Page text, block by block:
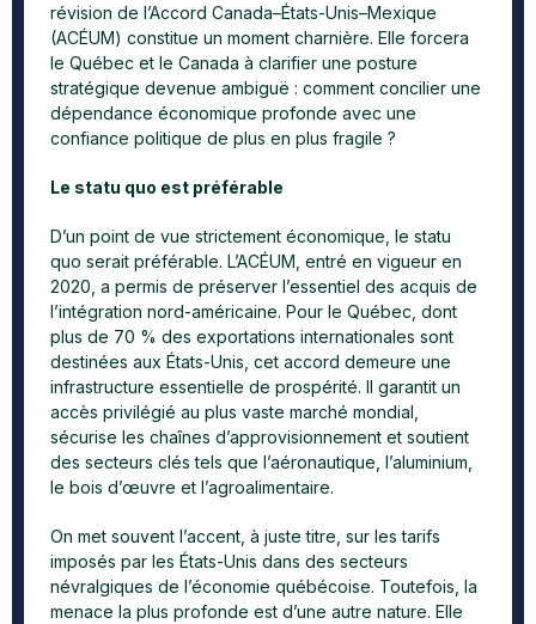
révision de l’Accord Canada–États-Unis–Mexique
(ACÉUM) constitue un moment charnière. Elle forcera
le Québec et le Canada à clarifier une posture
stratégique devenue ambiguë : comment concilier une
dépendance économique profonde avec une
confiance politique de plus en plus fragile ?
Le statu quo est préférable
D’un point de vue strictement économique, le statu
quo serait préférable. L’ACÉUM, entré en vigueur en
2020, a permis de préserver l’essentiel des acquis de
l’intégration nord-américaine. Pour le Québec, dont
plus de 70 % des exportations internationales sont
destinées aux États-Unis, cet accord demeure une
infrastructure essentielle de prospérité. Il garantit un
accès privilégié au plus vaste marché mondial,
sécurise les chaînes d’approvisionnement et soutient
des secteurs clés tels que l’aéronautique, l’aluminium,
le bois d’œuvre et l’agroalimentaire.
On met souvent l’accent, à juste titre, sur les tarifs
imposés par les États-Unis dans des secteurs
névralgiques de l’économie québécoise. Toutefois, la
menace la plus profonde est d’une autre nature. Elle